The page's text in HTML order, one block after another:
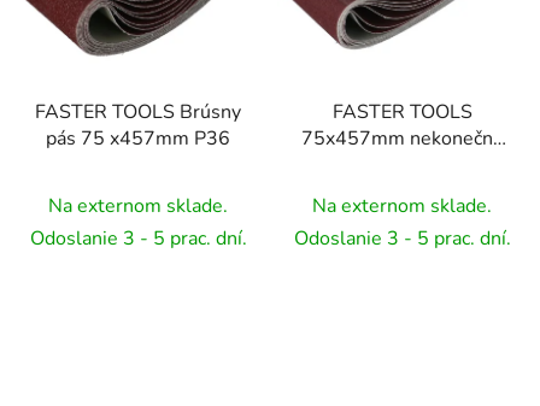
FASTER TOOLS Brúsny
pás 75 x457mm P36
Na externom sklade.
Odoslanie 3 - 5 prac. dní.
FASTER TOOLS
75x457mm nekonečný
Na externom sklade.
Odoslanie 3 - 5 prac. dní.